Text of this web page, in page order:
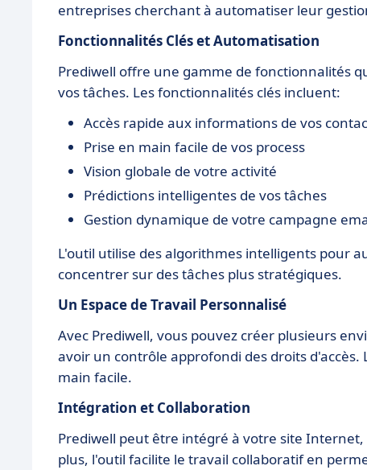
entreprises cherchant à automatiser leur
Fonctionnalités Clés et Automatisation
Prediwell offre une gamme de fonctionnalités
vos tâches. Les fonctionnalités clés incluent:
Accès rapide aux informations de vos
Prise en main facile de vos process
Vision globale de votre activité
Prédictions intelligentes de vos tâches
Gestion dynamique de votre campagne
L'outil utilise des algorithmes intelligents pour
concentrer sur des tâches plus stratégiques.
Un Espace de Travail Personnalisé
Avec Prediwell, vous pouvez créer plusieurs
avoir un contrôle approfondi des droits
main facile.
Intégration et Collaboration
Prediwell peut être intégré à votre site Internet,
plus, l'outil facilite le travail collaboratif en